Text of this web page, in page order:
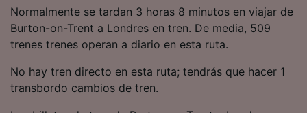
Normalmente se tardan 3 horas 8 minutos en viajar de
Burton-on-Trent a Londres en tren. De media, 509
trenes trenes operan a diario en esta ruta.
No hay tren directo en esta ruta; tendrás que hacer 1
transbordo cambios de tren.